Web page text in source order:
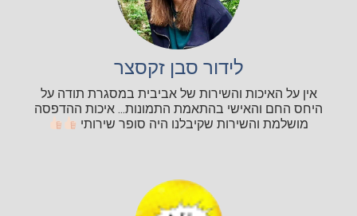
לידור סבן זקסצר
אין על האיכות והשירות של אביבית במסגרת תודה על
היחס החם והאישי בהתאמת התמונות... איכות ההדפסה
מושלמת והשירות שקיבלנו היה סופר שירותי